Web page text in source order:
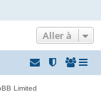
Aller à
Limited